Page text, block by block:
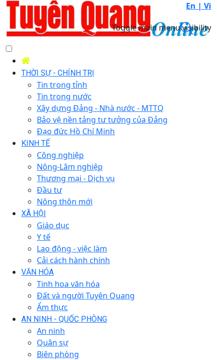
En | Vi
Toggle main menu visibility
THỜI SỰ - CHÍNH TRỊ
Tin trong tỉnh
Tin trong nước
Xây dựng Đảng - Nhà nước - MTTQ
Bảo vệ nền tảng tư tưởng của Đảng
Đạo đức Hồ Chí Minh
KINH TẾ
Công nghiệp
Nông-Lâm nghiệp
Thương mại - Dịch vụ
Đầu tư
Nông thôn mới
XÃ HỘI
Giáo dục
Y tế
Lao động - việc làm
Cải cách hành chính
VĂN HÓA
Tinh hoa văn hóa
Đất và người Tuyên Quang
Ẩm thực
AN NINH - QUỐC PHÒNG
An ninh
Quân sự
Biên phòng